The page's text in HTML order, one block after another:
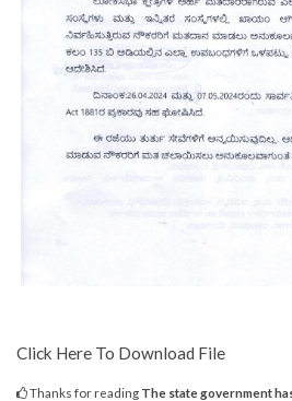
Click Here To Download File
Thanks for reading The state government